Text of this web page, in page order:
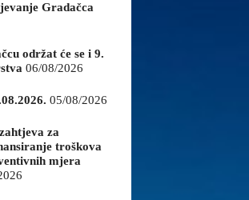
Gradačca
održat će se i 9.
06/08/2026
05/08/2026
za
troškova
mjera